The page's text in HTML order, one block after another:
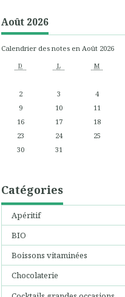
Août 2026
Calendrier des notes en Août 2026
D L M
2
3 4
9
10 11
16
17 18
23
24 25
30
31
Catégories
Apéritif
BIO
Boissons vitaminées
Chocolaterie